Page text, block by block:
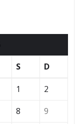
S D
1
2
8
9